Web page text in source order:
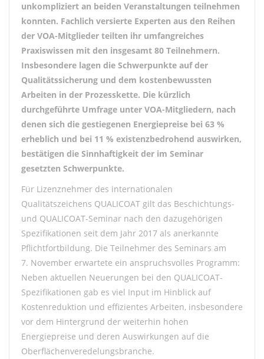
unkompliziert an beiden Veranstaltungen teilnehmen
konnten. Fachlich versierte Experten aus den Reihen
der VOA-Mitglieder teilten ihr umfangreiches
Praxiswissen mit den insgesamt 80 Teilnehmern.
Insbesondere lagen die Schwerpunkte auf der
Qualitätssicherung und dem kostenbewussten
Arbeiten in der Prozesskette. Die kürzlich
durchgeführte Umfrage unter VOA-Mitgliedern, nach
denen sich die gestiegenen Energiepreise bei 63 %
erheblich und bei 11 % existenzbedrohend auswirken,
bestätigen die Sinnhaftigkeit der im Seminar
gesetzten Schwerpunkte.
Für Lizenznehmer des internationalen
Qualitätszeichens QUALICOAT gilt das Beschichtungs-
und QUALICOAT-Seminar nach den dazugehörigen
Spezifikationen seit dem Jahr 2017 als anerkannte
Pflichtfortbildung. Die Teilnehmer des Seminars am
7. November erwartete ein anspruchsvolles Programm:
Neben aktuellen Neuerungen bei den QUALICOAT-
Spezifikationen gab es viel Input im Hinblick auf
Kostenreduktion und effizientes Arbeiten, insbesondere
vor dem Hintergrund der weiterhin hohen
Energiepreise und deren Auswirkungen auf die
Oberflächenveredelungsbranche.